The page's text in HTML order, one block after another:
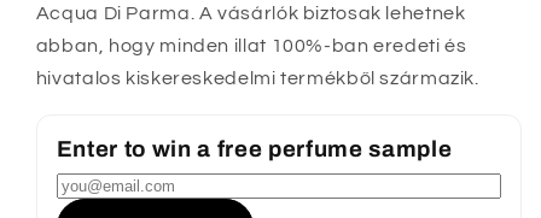
Acqua Di Parma. A vásárlók biztosak lehetnek
abban, hogy minden illat 100%-ban eredeti és
hivatalos kiskereskedelmi termékből származik.
Enter to win a free perfume sample